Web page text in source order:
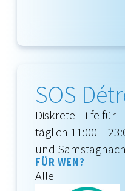
SOS
Diskrete Hilfe für
täglich 11:00 –
und
FÜR WEN?
Alle